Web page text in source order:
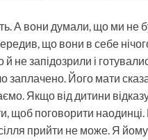
А вони думали, що ми не
що вони в себе
не запідозрили і
заплачено. Його мати
Якщо від дитини
щоб поговорити наодинці.
прийти не може. Я